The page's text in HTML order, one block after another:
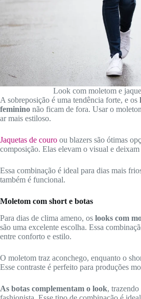
Look com moletom e
A sobreposição é uma tendência forte, e os
feminino não ficam de fora. Usar o
ar mais estiloso.
Jaquetas de couro ou blazers são ótimas
composição. Elas elevam o visual e
Essa combinação é ideal para dias mais
também é funcional.
Moletom com short e botas
Para dias de clima ameno, os looks com
são uma excelente escolha. Essa
entre conforto e estilo.
O moletom traz aconchego, enquanto o
Esse contraste é perfeito para produções
As botas complementam o look,